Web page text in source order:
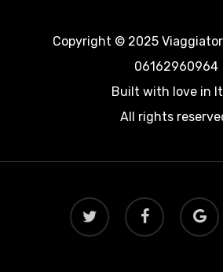
Copyright © 2025
06162960964
Built with love in
All rights
twitter facebook
google-
plus